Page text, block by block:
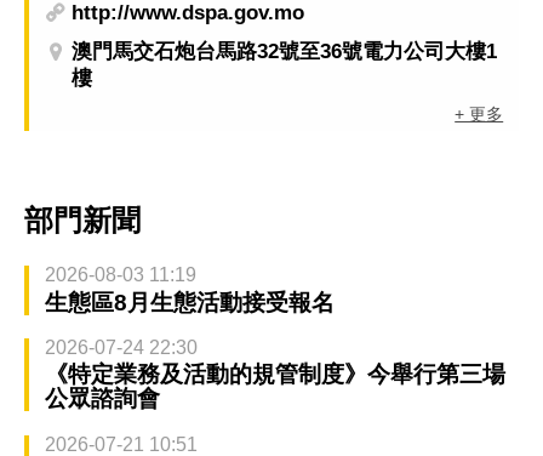
http://www.dspa.gov.mo
澳門馬交石炮台馬路32號至36號電力公司大樓1
樓
+ 更多
部門新聞
2026-08-03 11:19
生態區8月生態活動接受報名
2026-07-24 22:30
《特定業務及活動的規管制度》今舉行第三場
公眾諮詢會
2026-07-21 10:51